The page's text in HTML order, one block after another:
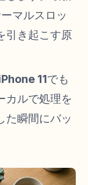
マルスロッ
引き起こす原
11でも
カルで処理を
た瞬間にバッ